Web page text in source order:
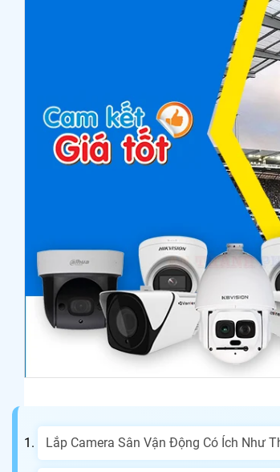
Lắp Camera Sân Vận Động Có Ích Như